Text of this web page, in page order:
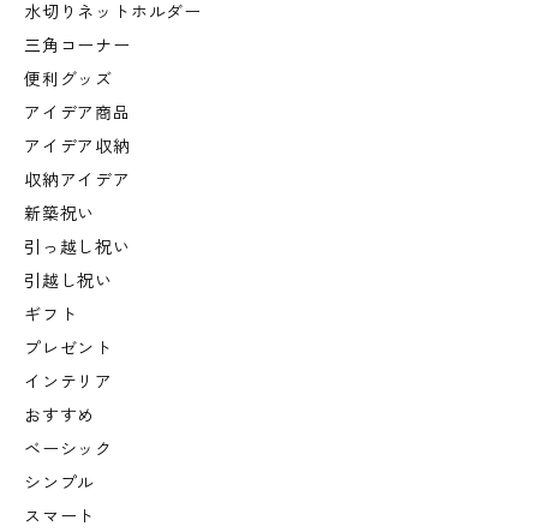
水切りネットホルダー
三角コーナー
便利グッズ
アイデア商品
アイデア収納
収納アイデア
新築祝い
引っ越し祝い
引越し祝い
ギフト
プレゼント
インテリア
おすすめ
ベーシック
シンプル
スマート